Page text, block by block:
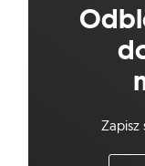
Zapisz